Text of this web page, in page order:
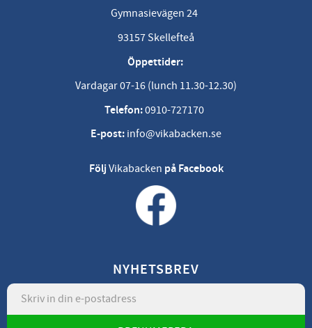
Gymnasievägen 24
93157 Skellefteå
Öppettider:
Vardagar 07-16 (lunch 11.30-12.30)
Telefon:0910-727170
E-post: info@vikabacken.se
FöljVikabacken på Facebook
NYHETSBREV